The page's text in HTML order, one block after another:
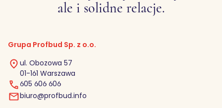
ale i solidne relacje.
Grupa Profbud Sp. z o.o.
ul. Obozowa 57
01-161 Warszawa
605 606 606
biuro@profbud.info